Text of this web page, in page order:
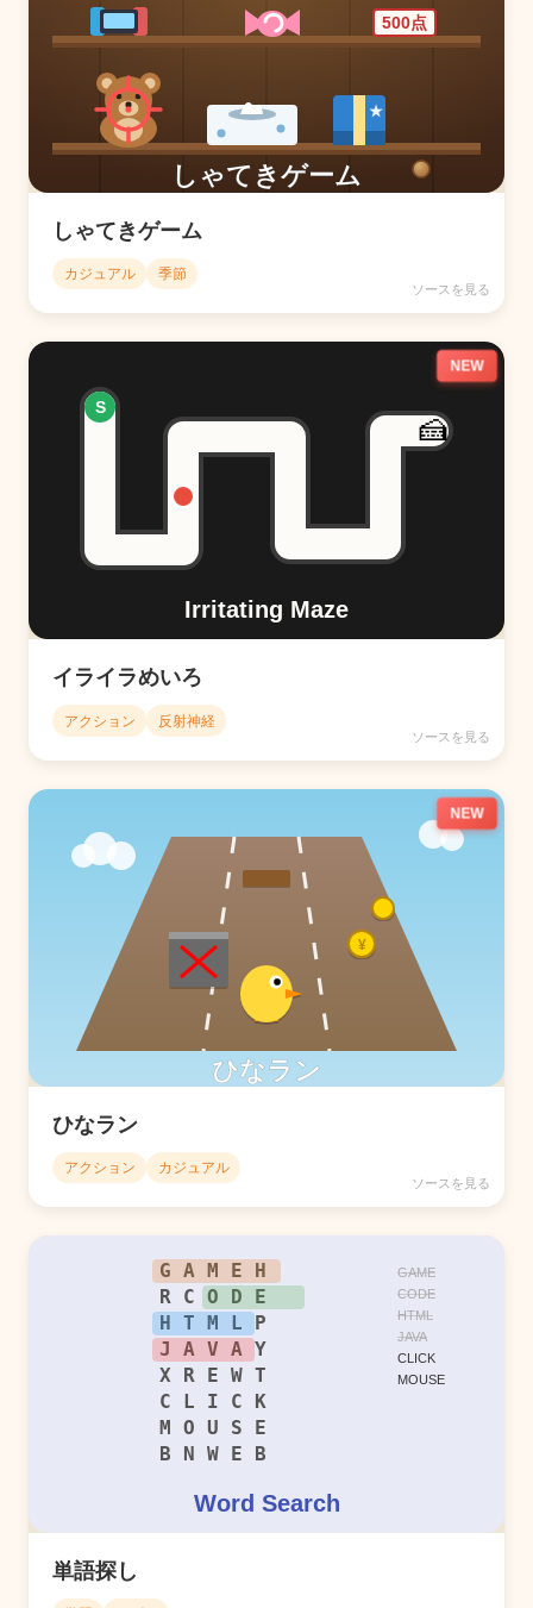
しゃてきゲーム
カジュアル 季節
ソースを見る
NEW
イライラめいろ
アクション 反射神経
ソースを見る
NEW
ひなラン
アクション カジュアル
ソースを見る
単語探し